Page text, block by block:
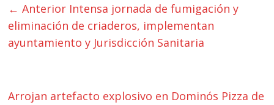
← Anterior Intensa jornada de fumigación y
eliminación de criaderos, implementan
ayuntamiento y Jurisdicción Sanitaria
Arrojan artefacto explosivo en Dominós Pizza de